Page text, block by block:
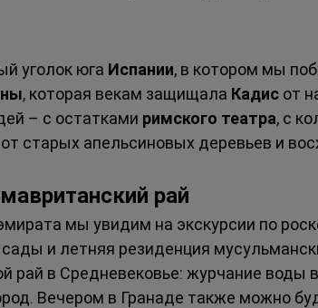
уголок юга Испании, в котором мы
, которая векам защищала Кадис от
– с остатками римского театра, с
от старых апельсиновых деревьев и
рай
мы увидим на экскурсии по
и летняя резиденция
рай в Средневековье: журчание воды
Вечером в Гранаде также можно